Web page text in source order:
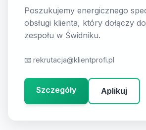
Poszukujemy energicznego
obsługi klienta, który dołączy
zespołu w Świdniku.
📧 rekrutacja@klientprofi.pl
Szczegóły Aplikuj